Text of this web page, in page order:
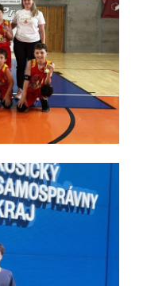
Michielsom
jazdiarni pod
konal